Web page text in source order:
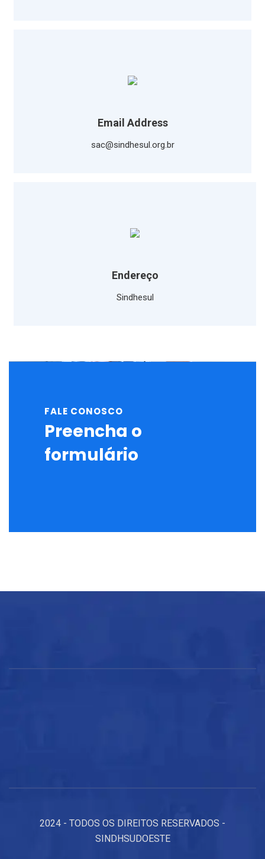
Email Address
sac@sindhesul.org.br
Endereço
Sindhesul
FALE CONOSCO
Preencha o
formulário
2024 - TODOS OS DIREITOS RESERVADOS -
SINDHSUDOESTE